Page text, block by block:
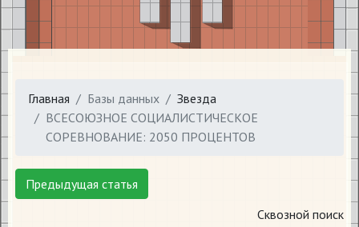
Главная Базы данных
Звезда
​ВСЕСОЮЗНОЕ СОЦИАЛИСТИЧЕСКОЕ
СОРЕВНОВАНИЕ: 2050 ПРОЦЕНТОВ
Предыдущая статья
Сквозной поиск